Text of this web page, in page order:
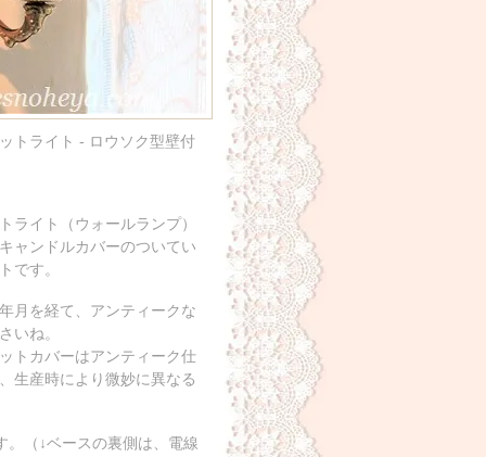
トライト - ロウソク型壁付
ライト（ウォールランプ）
ャンドルカバーのついてい
です。
月を経て、アンティークな
いね。
トカバーはアンティーク仕
生産時により微妙に異なる
。（↓ベースの裏側は、電線